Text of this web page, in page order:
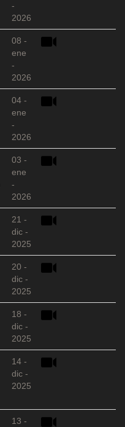
-
2026
08 -
ene
-
2026
04 -
ene
-
2026
03 -
ene
-
2026
21 -
dic -
2025
20 -
dic -
2025
18 -
dic -
2025
14 -
dic -
2025
13 -